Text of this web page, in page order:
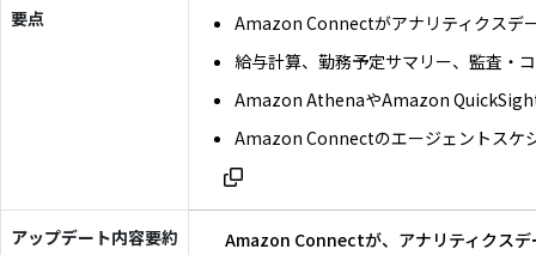
要点
Amazon Connectがアナリティクスデ
給与計算、勤務予定サマリー、監査・
Amazon AthenaやAmazon
Amazon Connectのエージェントスケ
アップデート内容要約 Amazon Connectが、アナリティクスデ